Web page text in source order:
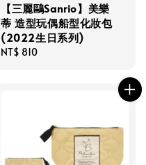
【三麗鷗Sanrio】美樂
蒂 造型玩偶船型化妝包
(2022生日系列)
Regular
NT$ 810